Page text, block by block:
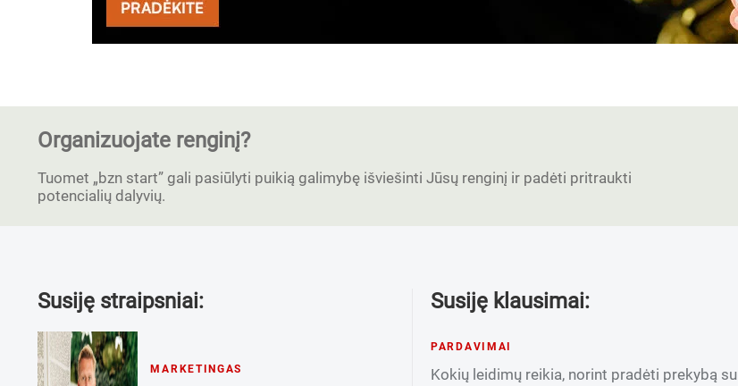
Organizuojate renginį?
Tuomet „bzn start” gali pasiūlyti puikią galimybę išviešinti Jūsų renginį ir padėti pritraukti
potencialių dalyvių.
Susiję straipsniai:
MARKETINGAS
Susiję klausimai:
PARDAVIMAI
Kokių leidimų reikia, norint pradėti prekybą su